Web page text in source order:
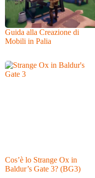
Guida alla Creazione di
Mobili in Palia
Cos’è lo Strange Ox in
Baldur’s Gate 3? (BG3)